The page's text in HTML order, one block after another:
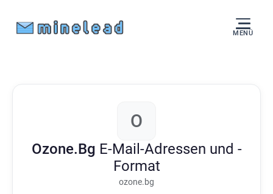
MENÜ
O
Ozone.Bg E-Mail-Adressen und -
Format
ozone.bg